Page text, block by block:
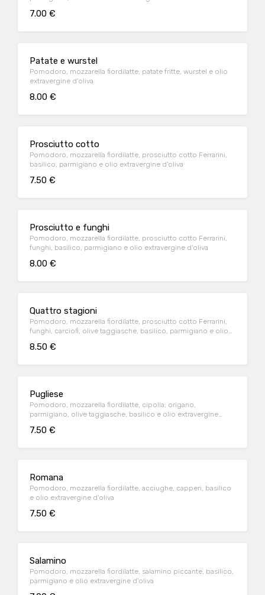
7.00 €
Patate e wurstel
Pomodoro, mozzarella fiordilatte, patate fritte, wurstel e olio
extravergine d'oliva
8.00 €
Prosciutto cotto
Pomodoro, mozzarella fiordilatte, prosciutto cotto Ferrarini,
basilico, parmigiano e olio extravergine d'oliva
7.50 €
Prosciutto e funghi
Pomodoro, mozzarella fiordilatte, prosciutto cotto Ferrarini,
funghi, basilico, parmigiano e olio extravergine d'oliva
8.00 €
Quattro stagioni
Pomodoro, mozzarella fiordilatte, prosciutto cotto Ferrarini,
funghi, carciofi, olive taggiasche, basilico, parmigiano e olio
8.50 €
Pugliese
Pomodoro, mozzarella fiordilatte, cipolla, origano,
parmigiano, olive taggiasche, basilico e olio extravergine
7.50 €
Romana
Pomodoro, mozzarella fiordilatte, acciughe, capperi, basilico
e olio extravergine d'oliva
7.50 €
Salamino
Pomodoro, mozzarella fiordilatte, salamino piccante, basilico,
parmigiano e olio extravergine d'oliva